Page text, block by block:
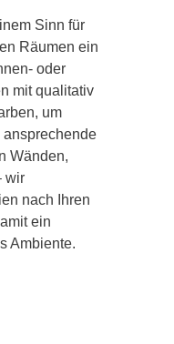
Sinn für
Räumen ein
oder
mit qualitativ
um
ansprechende
Wänden,
wir
nach Ihren
ein
Ambiente.